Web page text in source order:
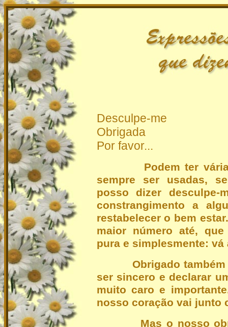
Desculpe-me
Obrigada
Por favor...
Podem ter
sempre ser usadas,
posso dizer
constrangimento a
restabelecer o bem
maior número até,
pura e simplesmente: vá
Obrigado também
ser sincero e declarar
muito caro e
nosso coração vai junto
Mas o nosso